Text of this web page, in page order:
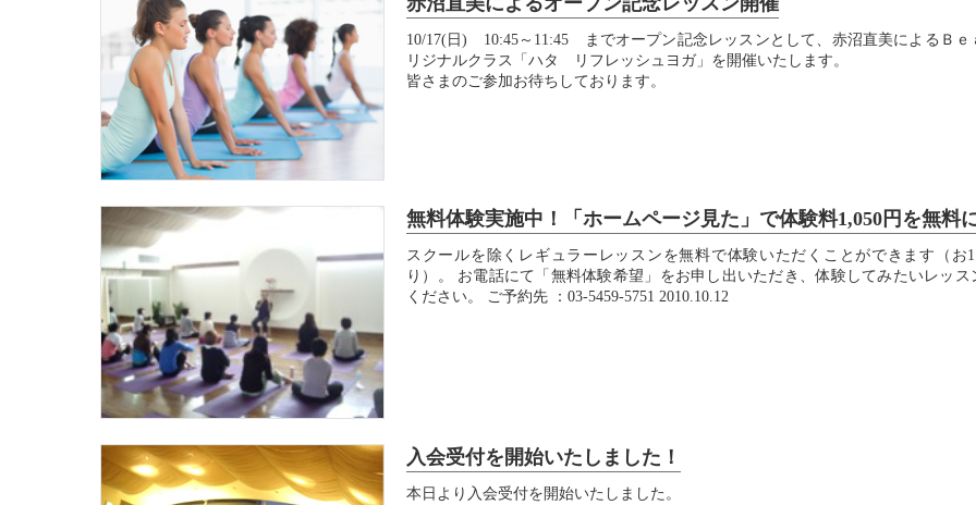
10/17(日) 10:45～11:45 までオープン記念レッスンとして、赤沼直美によるＢｅ
リジナルクラス「ハタ リフレッシュヨガ」を開催いたします。
皆さまのご参加お待ちしております。
無料体験実施中！「ホームページ見た」で体験料1,050円を無料
スクールを除くレギュラーレッスンを無料で体験いただくことができます（お
り）。 お電話にて「無料体験希望」をお申し出いただき、体験してみたいレッス
ください。 ご予約先 ：03-5459-5751 2010.10.12
入会受付を開始いたしました！
本日より入会受付を開始いたしました。